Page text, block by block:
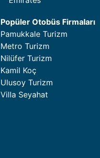
Popüler Otobüs Firmaları
Pamukkale Turizm
Metro Turizm
Nilüfer Turizm
Kamil Koç
Ulusoy Turizm
Villa Seyahat